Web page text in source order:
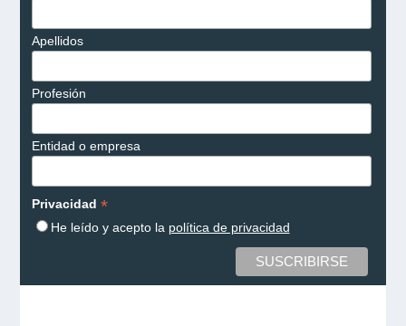
Apellidos
Profesión
Entidad o empresa
Privacidad *
He leído y acepto la política de privacidad